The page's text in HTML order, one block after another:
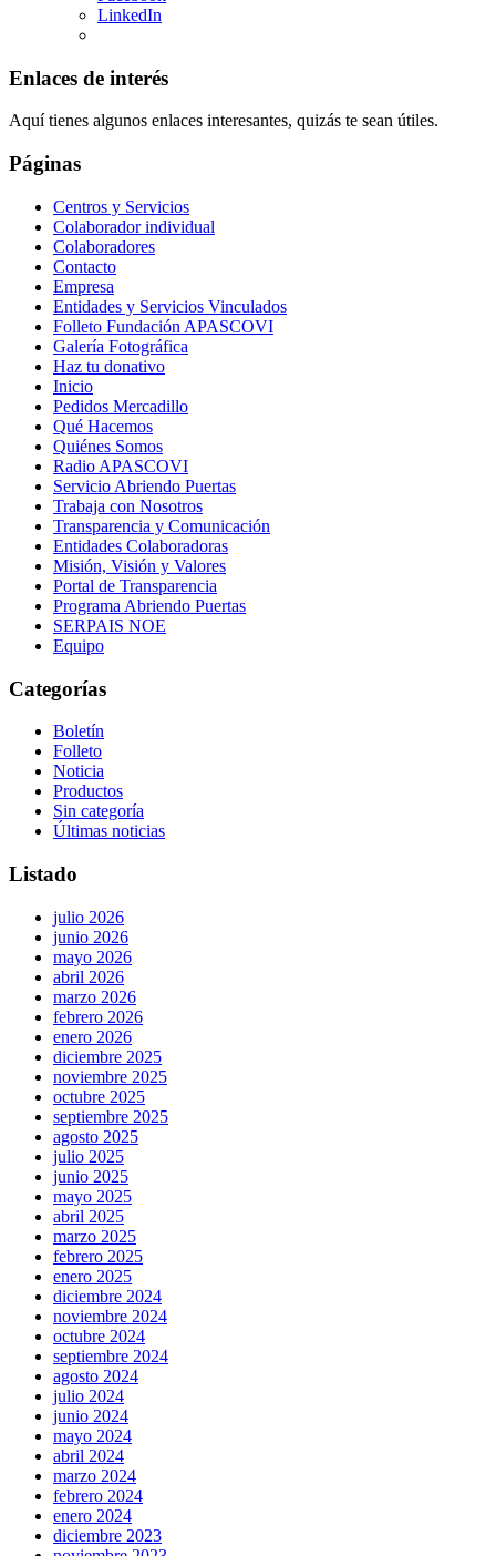
LinkedIn
Enlaces de interés
Aquí tienes algunos enlaces interesantes, quizás te sean útiles.
Páginas
Centros y Servicios
Colaborador individual
Colaboradores
Contacto
Empresa
Entidades y Servicios Vinculados
Folleto Fundación APASCOVI
Galería Fotográfica
Haz tu donativo
Inicio
Pedidos Mercadillo
Qué Hacemos
Quiénes Somos
Radio APASCOVI
Servicio Abriendo Puertas
Trabaja con Nosotros
Transparencia y Comunicación
Entidades Colaboradoras
Misión, Visión y Valores
Portal de Transparencia
Programa Abriendo Puertas
SERPAIS NOE
Equipo
Categorías
Boletín
Folleto
Noticia
Productos
Sin categoría
Últimas noticias
Listado
julio 2026
junio 2026
mayo 2026
abril 2026
marzo 2026
febrero 2026
enero 2026
diciembre 2025
noviembre 2025
octubre 2025
septiembre 2025
agosto 2025
julio 2025
junio 2025
mayo 2025
abril 2025
marzo 2025
febrero 2025
enero 2025
diciembre 2024
noviembre 2024
octubre 2024
septiembre 2024
agosto 2024
julio 2024
junio 2024
mayo 2024
abril 2024
marzo 2024
febrero 2024
enero 2024
diciembre 2023